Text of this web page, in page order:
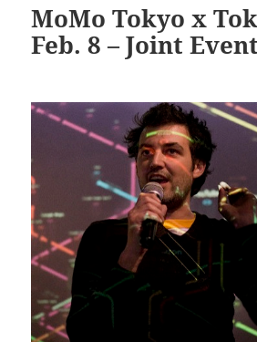
MoMo Tokyo x
Feb. 8 – Joint